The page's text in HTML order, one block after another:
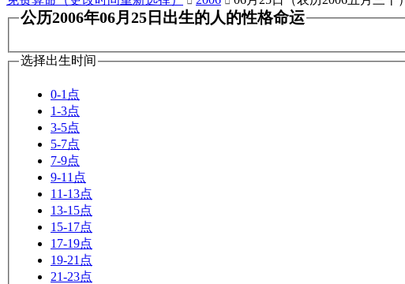
公历2006年06月25日出生的人的性格命运
选择出生时间
0-1点
1-3点
3-5点
5-7点
7-9点
9-11点
11-13点
13-15点
15-17点
17-19点
19-21点
21-23点